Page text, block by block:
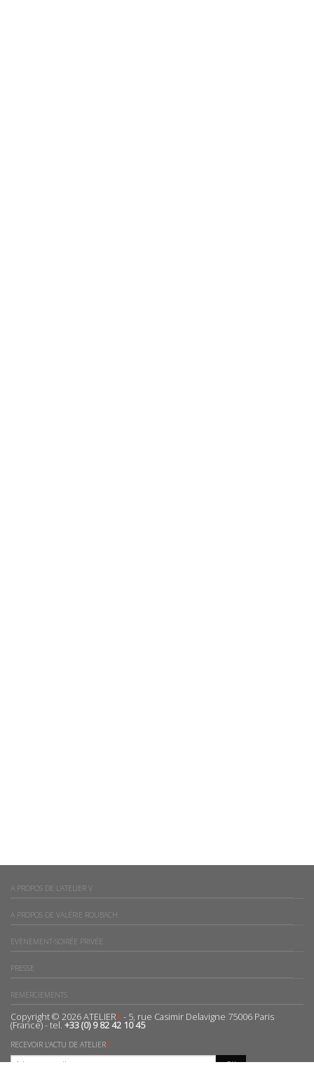
A PROPOS DE L’ATELIER V
A PROPOS DE VALÉRIE ROUBACH
EVÈNEMENT-SOIRÉE PRIVÉE
PRESSE
REMERCIEMENTS
Copyright © 2026 ATELIERV- 5, rue Casimir Delavigne 75006 Paris
(France) - tel. +33 (0) 9 82 42 10 45
RECEVOIR L'ACTU DE ATELIERV